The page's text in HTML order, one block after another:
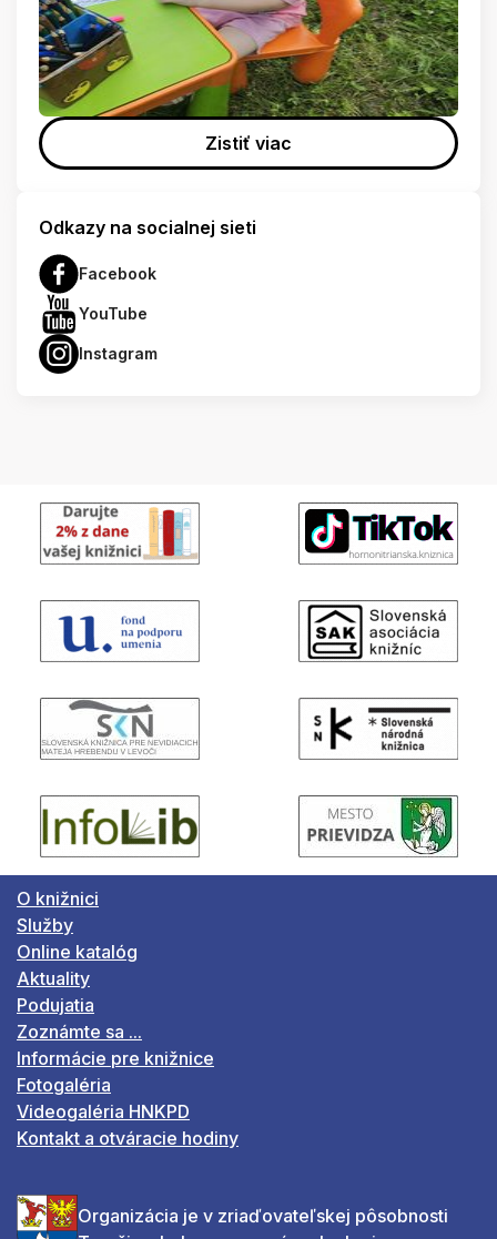
Zistiť viac
Odkazy na socialnej sieti
Facebook
YouTube
Instagram
O knižnici
Služby
Online katalóg
Aktuality
Podujatia
Zoznámte sa ...
Informácie pre knižnice
Fotogaléria
Videogaléria HNKPD
Kontakt a otváracie hodiny
Organizácia je v zriaďovateľskej pôsobnosti